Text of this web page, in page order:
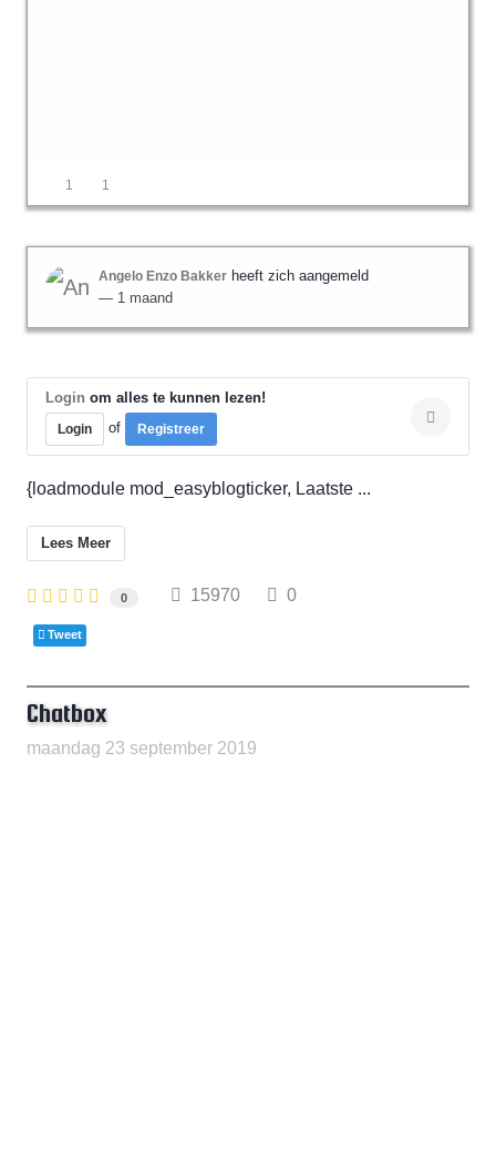
1 1
Angelo Enzo Bakker heeft zich aangemeld
— 1 maand
Login om alles te kunnen lezen!
Login of Registreer
{loadmodule mod_easyblogticker, Laatste ...
Lees Meer
0 15970 0
Tweet
Chatbox
maandag 23 september 2019